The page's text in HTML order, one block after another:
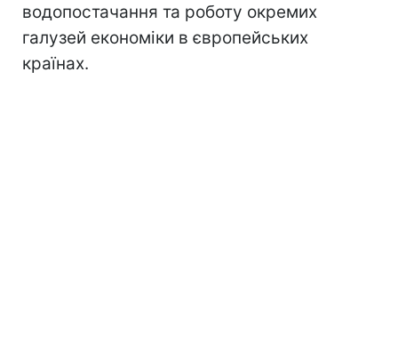
водопостачання та роботу окремих
галузей економіки в європейських
країнах.